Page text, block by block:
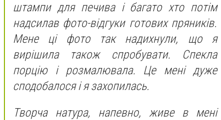
штампи для печива і багато хто потім
надсилав фото-відгуки готових пряників.
Мене ці фото так надихнули, що я
вирішила також спробувати. Спекла
порцію і розмалювала. Це мені дуже
сподобалося і я захопилась.
Творча натура, напевно, живе в мені